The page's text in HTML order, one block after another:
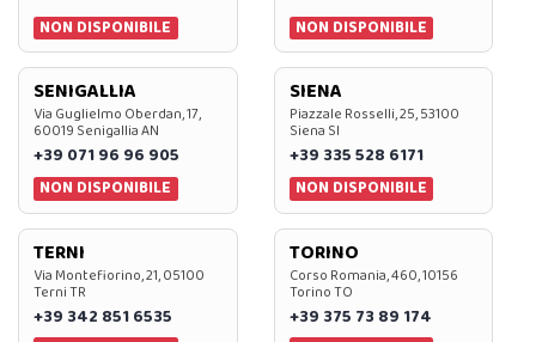
NON DISPONIBILE
NON DISPONIBILE
SENIGALLIA
Via Guglielmo Oberdan, 17,
60019 Senigallia AN
+39 071 96 96 905
NON DISPONIBILE
SIENA
Piazzale Rosselli, 25, 53100
Siena SI
+39 335 528 6171
NON DISPONIBILE
TERNI
Via Montefiorino, 21, 05100
Terni TR
+39 342 851 6535
TORINO
Corso Romania, 460, 10156
Torino TO
+39 375 73 89 174